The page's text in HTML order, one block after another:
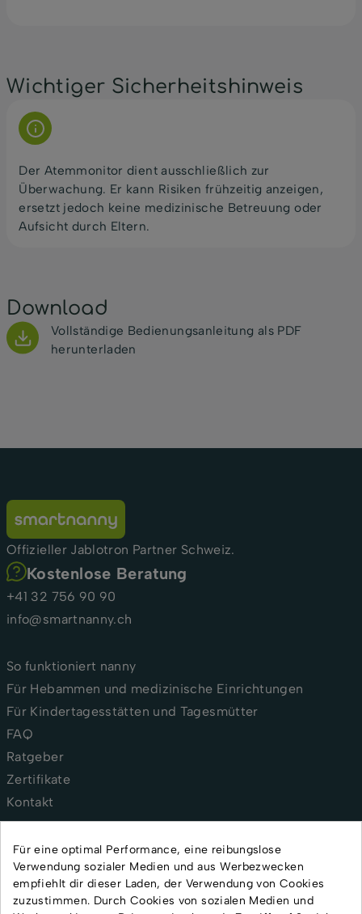
Wichtiger Sicherheitshinweis
Der Atemmonitor dient ausschließlich zur
Überwachung. Er kann Risiken frühzeitig anzeigen,
ersetzt jedoch keine medizinische Betreuung oder
Aufsicht durch Eltern.
Download
Vollständige Bedienungsanleitung als PDF
herunterladen
Offizieller Jablotron Partner Schweiz.
Kostenlose Beratung
+41 32 756 90 90
info@smartnanny.ch
So funktioniert nanny
Für Hebammen und medizinische Einrichtungen
Für Kindertagesstätten und Tagesmütter
FAQ
Ratgeber
Zertifikate
Kontakt
AGB
Versand und Lieferung
Rückgabe und Reklamation
Für eine optimal Performance, eine reibungslose
Verwendung sozialer Medien und aus Werbezwecken
empfiehlt dir dieser Laden, der Verwendung von Cookies
zuzustimmen. Durch Cookies von sozialen Medien und